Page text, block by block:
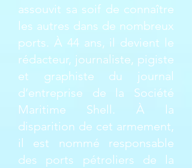
assouvit sa soif de connaître
les autres dans de nombreux
ports. À 44 ans, il devient le
rédacteur, journaliste, pigiste
et graphiste du journal
d’entreprise de la Société
Maritime Shell. À la
disparition de cet armement,
il est nommé responsable
des ports pétroliers de la